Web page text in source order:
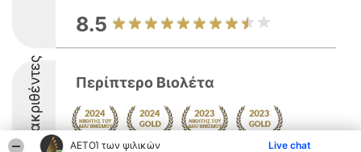
ΑΕΤΟΊ των ψιλικών Live chat
8.5
Διακριθέντες Περίπτερο Βιολέτα